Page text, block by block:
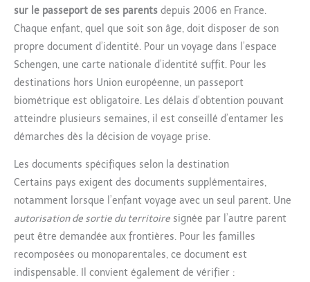
sur le passeport de ses parents depuis 2006 en France.
Chaque enfant, quel que soit son âge, doit disposer de son
propre document d’identité. Pour un voyage dans l’espace
Schengen, une carte nationale d’identité suffit. Pour les
destinations hors Union européenne, un passeport
biométrique est obligatoire. Les délais d’obtention pouvant
atteindre plusieurs semaines, il est conseillé d’entamer les
démarches dès la décision de voyage prise.
Les documents spécifiques selon la destination
Certains pays exigent des documents supplémentaires,
notamment lorsque l’enfant voyage avec un seul parent. Une
autorisation de sortie du territoire signée par l’autre parent
peut être demandée aux frontières. Pour les familles
recomposées ou monoparentales, ce document est
indispensable. Il convient également de vérifier :